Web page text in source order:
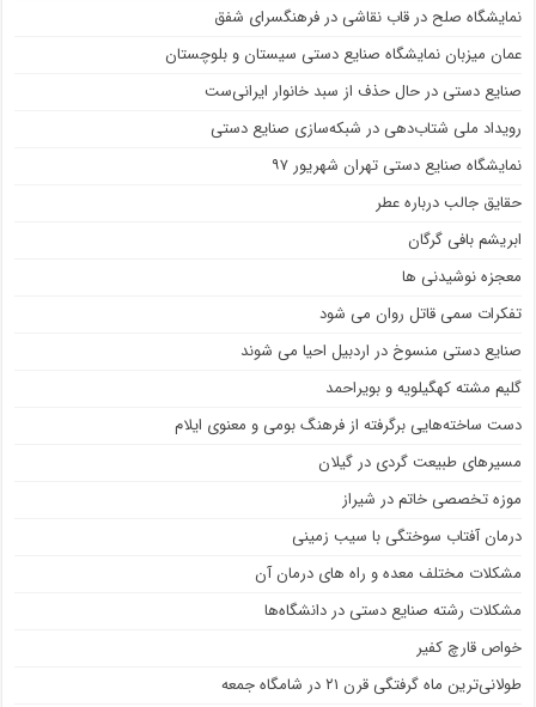
نمایشگاه صلح در قاب نقاشی در فرهنگسرای شفق
عمان میزبان نمایشگاه صنایع دستی سیستان و بلوچستان
صنایع دستی در حال حذف از سبد خانوار ایرانی‌ست
رویداد ملی شتاب‌دهی در شبکه‌سازی صنایع دستی
نمایشگاه صنایع دستی تهران شهریور ۹۷
حقایق جالب درباره عطر
ابریشم بافی گرگان
معجزه نوشیدنی ها
تفکرات سمی قاتل روان می شود
صنایع دستی منسوخ در اردبیل احیا می شوند
گلیم مشته کهگیلویه و بویراحمد
دست ساخته‌هایی برگرفته از فرهنگ بومی و معنوی ایلام
مسیرهای طبیعت گردی در گیلان
موزه تخصصی خاتم در شیراز
درمان آفتاب سوختگی با سیب زمینی
مشکلات مختلف معده و راه های درمان آن
مشکلات رشته صنایع دستی در دانشگاه‌ها
خواص قارچ کفیر
طولانی‌ترین ماه گرفتگی قرن ۲۱ در شامگاه جمعه